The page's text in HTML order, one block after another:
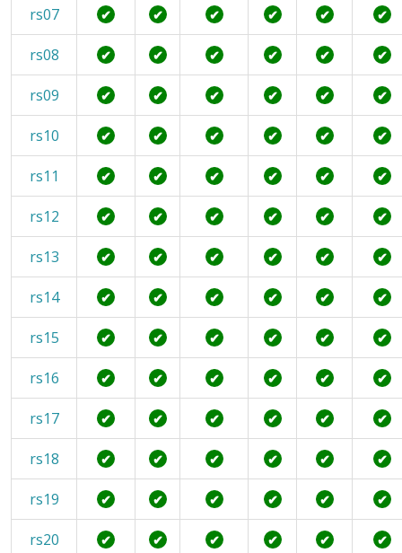
rs07 ✔ ✔ ✔ ✔ ✔ ✔
rs08 ✔ ✔ ✔ ✔ ✔ ✔
rs09 ✔ ✔ ✔ ✔ ✔ ✔
rs10 ✔ ✔ ✔ ✔ ✔ ✔
rs11 ✔ ✔ ✔ ✔ ✔ ✔
rs12 ✔ ✔ ✔ ✔ ✔ ✔
rs13 ✔ ✔ ✔ ✔ ✔ ✔
rs14 ✔ ✔ ✔ ✔ ✔ ✔
rs15 ✔ ✔ ✔ ✔ ✔ ✔
rs16 ✔ ✔ ✔ ✔ ✔ ✔
rs17 ✔ ✔ ✔ ✔ ✔ ✔
rs18 ✔ ✔ ✔ ✔ ✔ ✔
rs19 ✔ ✔ ✔ ✔ ✔ ✔
rs20 ✔ ✔ ✔ ✔ ✔ ✔